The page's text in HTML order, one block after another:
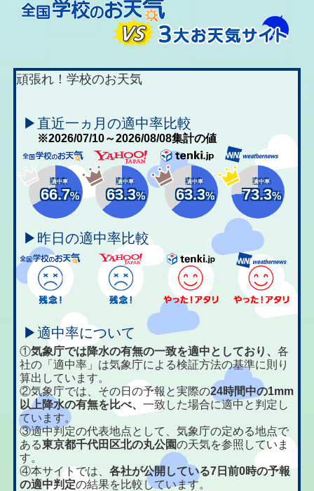
頑張れ！学校のお天気
▶直近一ヵ月の適中率比較
※2026/07/10～2026/08/08集計の値
適中率
66.7%
適中率
63.3%
適中率
63.3%
適中率
73.3%
▶昨日の適中率比較
▶適中率について
①気象庁では降水の有無の一致を適中としており、各
社の「適中率」は気象庁による検証方法の基準に則り
算出しています。
②気象庁では、その日の予報と実際の24時間中の1mm
以上降水の有無を比べ、一致した場合に適中と判定し
ています。
③適中判定の代表地点として、気象庁の定める地点で
ある東京都千代田区北の丸公園の天気を参照していま
す。
④本サイトでは、各社が公開している7日前0時の予報
の適中判定の結果を比較しています。